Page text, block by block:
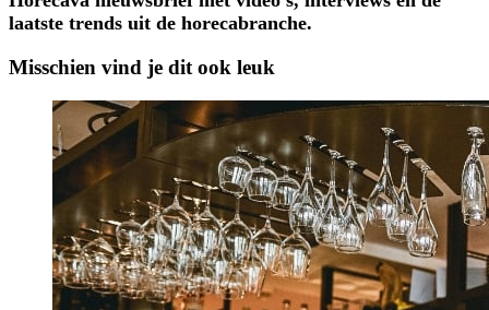
laatste trends uit de horecabranche.
Misschien vind je dit ook leuk